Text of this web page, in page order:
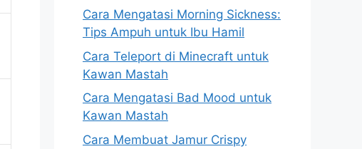
Cara Mengatasi Morning Sickness:
Tips Ampuh untuk Ibu Hamil
Cara Teleport di Minecraft untuk
Kawan Mastah
Cara Mengatasi Bad Mood untuk
Kawan Mastah
Cara Membuat Jamur Crispy